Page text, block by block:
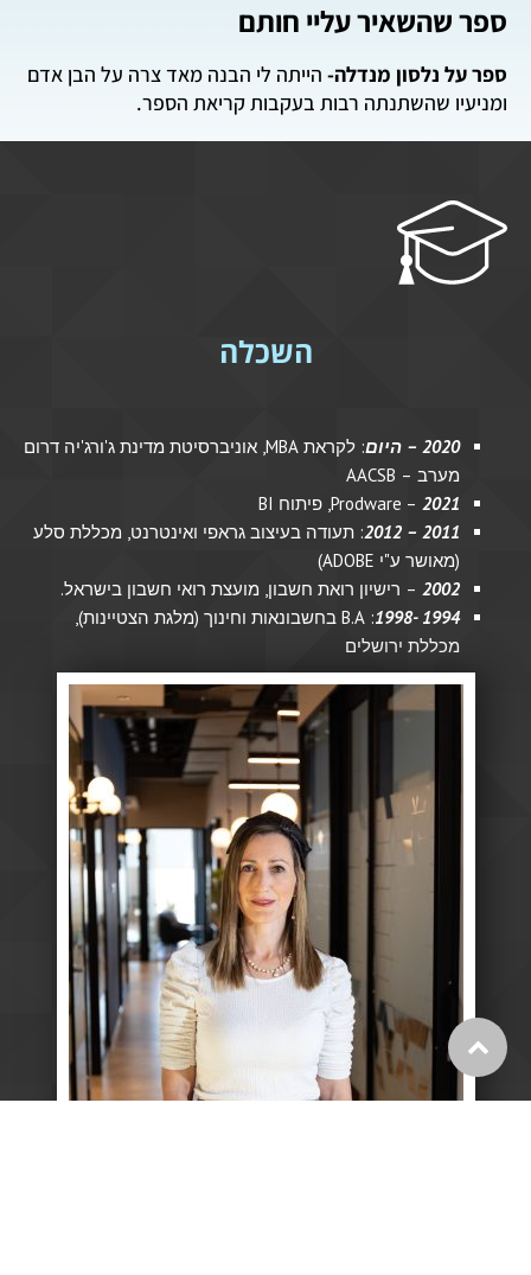
ספר שהשאיר עליי חותם
ספר על נלסון מנדלה- הייתה לי הבנה מאד צרה על הבן אדם
ומניעיו שהשתנתה רבות בעקבות קריאת הספר.
השכלה
2020 – היום
: לקראת MBA, אוניברסיטת מדינת ג'ורג'יה דרום
מערב – AACSB
2021 – Prodware, פיתוח BI
2011 – 2012
: תעודה בעיצוב גראפי ואינטרנט, מכללת סלע
(מאושר ע"י ADOBE)
2002 – רישיון רואת חשבון, מועצת רואי חשבון בישראל.
1994 -1998
: B.A בחשבונאות וחינוך (מלגת הצטיינות),
מכללת ירושלים
גלילה
לראש
העמוד